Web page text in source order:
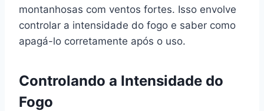
montanhosas com ventos fortes. Isso envolve
controlar a intensidade do fogo e saber como
apagá-lo corretamente após o uso.
Controlando a Intensidade do
Fogo